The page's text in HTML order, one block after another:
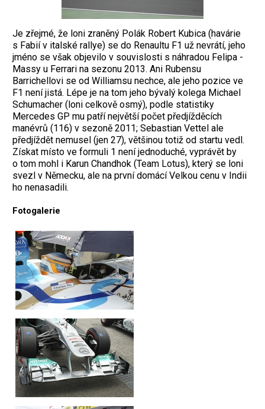
Je zřejmé, že loni zraněný Polák Robert Kubica (havárie
s Fabií v italské rallye) se do Renaultu F1 už nevrátí, jeho
jméno se však objevilo v souvislosti s náhradou Felipa ­
Massy u Ferrari na sezonu 2013. Ani Ru­bensu
Barrichellovi se od Williamsu nechce, ale jeho pozice ve
F1 není jistá. Lépe je na tom jeho bývalý kolega Michael
Schumacher (loni celkově osmý), podle statistiky
Mercedes GP mu patří největší počet předjížděcích
manévrů (116) v sezoně 2011; ­Sebastian Vettel ale
předjíždět nemusel (jen 27), většinou totiž od startu vedl.
Získat místo ve formuli 1 není jednoduché, vyprávět by
o tom mohl i Karun Chandhok (Team Lotus), který se loni
svezl v Německu, ale na první domácí Velkou cenu v Indii
ho nenasadili.
Fotogalerie